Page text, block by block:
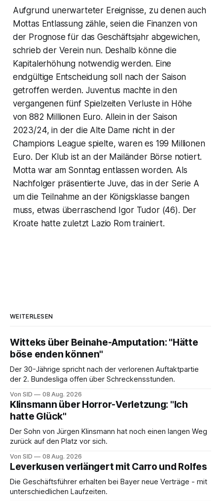
Aufgrund unerwarteter Ereignisse, zu denen auch
Mottas Entlassung zähle, seien die Finanzen von
der Prognose für das Geschäftsjahr abgewichen,
schrieb der Verein nun. Deshalb könne die
Kapitalerhöhung notwendig werden. Eine
endgültige Entscheidung soll nach der Saison
getroffen werden. Juventus machte in den
vergangenen fünf Spielzeiten Verluste in Höhe
von 882 Millionen Euro. Allein in der Saison
2023/24, in der die Alte Dame nicht in der
Champions League spielte, waren es 199 Millionen
Euro. Der Klub ist an der Mailänder Börse notiert.
Motta war am Sonntag entlassen worden. Als
Nachfolger präsentierte Juve, das in der Serie A
um die Teilnahme an der Königsklasse bangen
muss, etwas überraschend Igor Tudor (46). Der
Kroate hatte zuletzt Lazio Rom trainiert.
WEITERLESEN
Witteks über Beinahe-Amputation: "Hätte
böse enden können"
Der 30-Jährige spricht nach der verlorenen Auftaktpartie
der 2. Bundesliga offen über Schreckensstunden.
Von SID 08 Aug. 2026
Klinsmann über Horror-Verletzung: "Ich
hatte Glück"
Der Sohn von Jürgen Klinsmann hat noch einen langen Weg
zurück auf den Platz vor sich.
Von SID 08 Aug. 2026
Leverkusen verlängert mit Carro und Rolfes
Die Geschäftsführer erhalten bei Bayer neue Verträge - mit
unterschiedlichen Laufzeiten.